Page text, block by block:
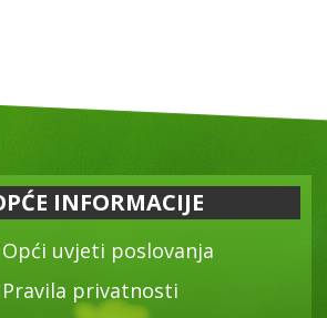
INFORMACIJE
Opći uvjeti poslovanja
Pravila privatnosti